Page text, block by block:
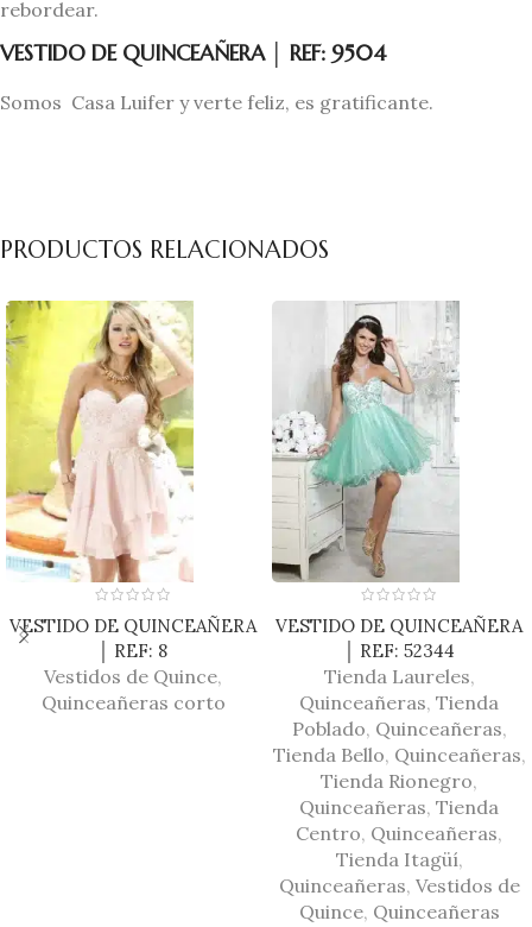
rebordear.
VESTIDO DE QUINCEAÑERA │ REF: 9504
Somos Casa Luifer y verte feliz, es gratificante.
PRODUCTOS RELACIONADOS
VESTIDO DE QUINCEAÑERA
│ REF: 8
Vestidos de Quince,
Quinceañeras corto
VESTIDO DE QUINCEAÑERA
│ REF: 52344
Tienda Laureles,
Quinceañeras, Tienda
Poblado, Quinceañeras,
Tienda Bello, Quinceañeras,
Tienda Rionegro,
Quinceañeras, Tienda
Centro, Quinceañeras,
Tienda Itagüí,
Quinceañeras, Vestidos de
Quince, Quinceañeras